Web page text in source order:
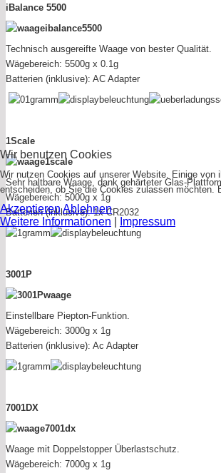
iBalance 5500
Technisch ausgereifte Waage von bester Qualität.
Wägebereich: 5500g x 0.1g
Batterien (inklusive): AC Adapter
1Scale
Sehr haltbare Waage, dank gehärteter Glas-
Wägebereich: 5000g x 1g
Batterien (inklusive): 1x CR2032
3001P
Einstellbare Piepton-Funktion.
Wägebereich: 3000g x 1g
Batterien (inklusive): Ac Adapter
7001DX
Waage mit Doppelstopper Überlastschutz.
Wägebereich: 7000g x 1g
Wir benutzen Cookies
Wir nutzen Cookies auf unserer Website. Einige
entscheiden, ob Sie die Cookies zulassen möchten.
Akzeptieren Ablehnen
Weitere Informationen
Impressum